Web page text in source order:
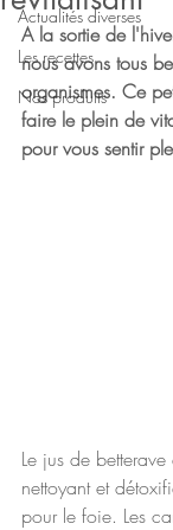
Actualités diverses
Les recettes
Nos produits
A la sortie de
nous avons tous
organismes. Ce
faire le plein de
pour vous sentir
Le jus de betterave
nettoyant et
pour le foie. Les